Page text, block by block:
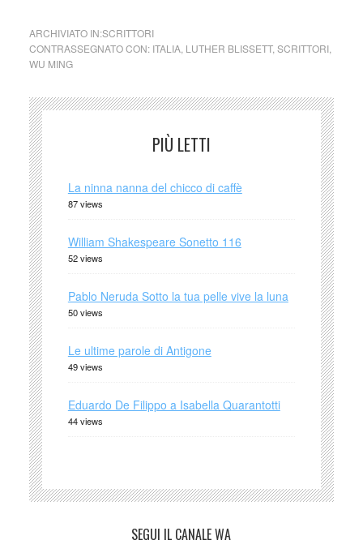
ARCHIVIATO IN:SCRITTORI
CONTRASSEGNATO CON: ITALIA, LUTHER BLISSETT, SCRITTORI,
WU MING
PIÙ LETTI
La ninna nanna del chicco di caffè
87 views
William Shakespeare Sonetto 116
52 views
Pablo Neruda Sotto la tua pelle vive la luna
50 views
Le ultime parole di Antigone
49 views
Eduardo De Filippo a Isabella Quarantotti
44 views
SEGUI IL CANALE WA